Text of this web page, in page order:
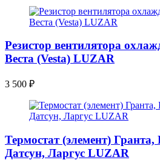
Резистор вентилятора
Веста (Vesta) LUZAR
3 500 ₽
Термостат (элемент)
Датсун, Ларгус LUZAR